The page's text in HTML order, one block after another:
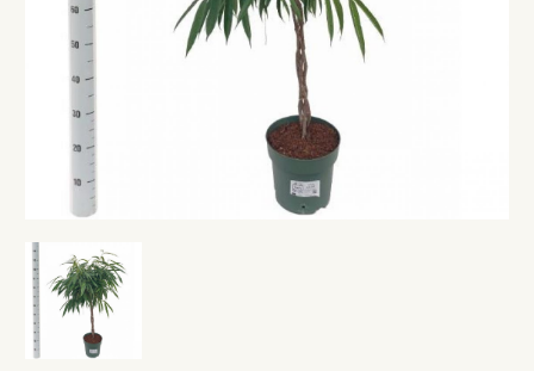
Vazonai
Vazos
Gedulas
Dovanos
Puokštė „Staigmena“